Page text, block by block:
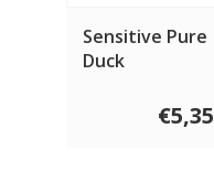
Sensitive Pure
Duck
€5,35